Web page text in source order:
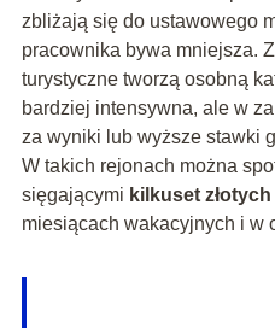
zbliżają się do ustawowego
pracownika bywa mniejsza.
turystyczne tworzą osobną
bardziej intensywna, ale w
za wyniki lub wyższe stawki
W takich rejonach można
sięgającymi kilkuset
miesiącach wakacyjnych i w